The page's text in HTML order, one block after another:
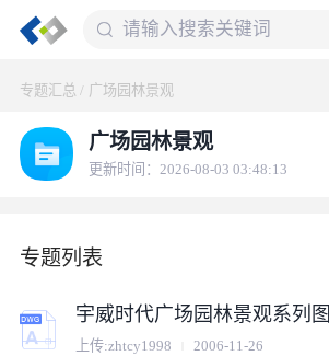
专题汇总 / 广场园林景观
广场园林景观
更新时间：2026-08-03 03:48:13
专题列表
宇威时代广场园林景观系列图
上传:zhtcy1998 2006-11-26